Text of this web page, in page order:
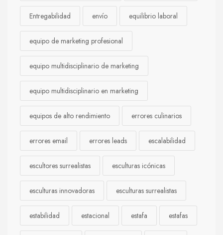
Entregabilidad envío equilibrio laboral
equipo de marketing profesional
equipo multidisciplinario de marketing
equipo multidisciplinario en marketing
equipos de alto rendimiento errores culinarios
errores email errores leads escalabilidad
escultores surrealistas esculturas icónicas
esculturas innovadoras esculturas surrealistas
estabilidad estacional estafa estafas